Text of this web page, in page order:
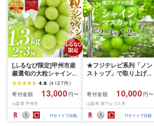
[ふるなび限定]甲州市産
厳選旬の大粒シャインマ
スカット 約1.3kg 2〜3
房[2026年発送]
(MG)B12-472 FN-
Limited-VO シャインマ
スカット フルーツ
4.6 (4127件)
寄付金額
13,000 円〜
山梨県 甲州市
11サイトで比較
★フジテレビ系列「ノン
ストップ」で取り上げら
先行予約]南アルプス市
産シャインマスカット
1.2kg以上(2〜3房)ふる
さと納税 おすすめ 山梨
県 南アルプス市 送料無
寄付金額 10,000 円〜
山梨県 南アルプス市
11サイトで比較